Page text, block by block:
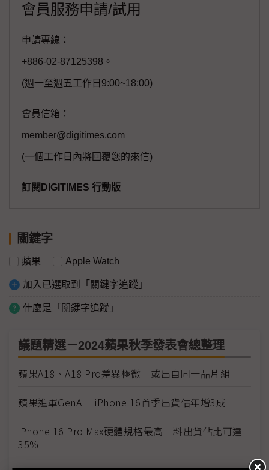
會員服務申請/試用
申請專線：
+886-02-87125398。
(週一至週五工作日9:00~18:00)
會員信箱：
member@digitimes.com
(一個工作日內將回覆您的來信)
訂閱DIGITIMES 行動版
關鍵字
蘋果 Apple Watch
加入已選取到「關鍵字追蹤」
什麼是「關鍵字追蹤」
議題精選－2024蘋果秋季發表會總整理
蘋果A18、A18 Pro差異極微 或出自同一晶片組
蘋果進軍GenAI iPhone 16首季出貨估年增3成
iPhone 16 Pro Max硬體規格最高 料出貨佔比可達
35%